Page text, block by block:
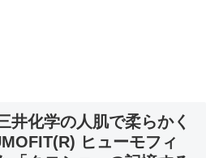
井化学の人肌で柔らかく
ヒューモフィ